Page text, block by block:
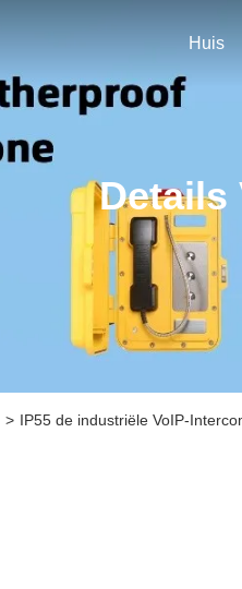
Huis
Details
> IP55 de industriële VoIP-